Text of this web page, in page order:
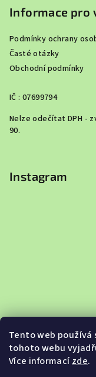
Tento web používá
tohoto webu
Více informacízde.
Informace pro
Podmínky ochrany
Časté otázky
Obchodní podmínky
IČ : 07699794
Nelze odečítat DPH -
90.
Instagram